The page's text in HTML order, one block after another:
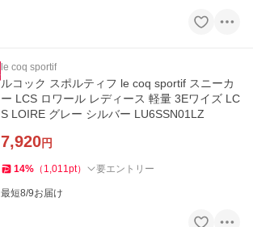
le coq sportif
ルコック スポルティフ le coq sportif スニーカ
ー LCS ロワール レディース 軽量 3Eワイズ LC
S LOIRE グレー シルバー LU6SSN01LZ
7,920円
14% （ 1,011pt） 要エントリー
最短8/9お届け